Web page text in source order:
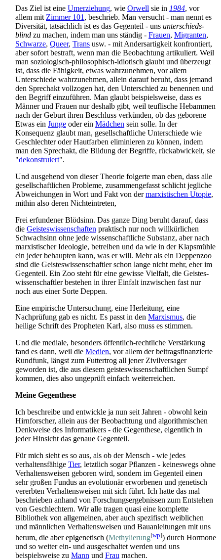
Das Ziel ist eine Umerziehung, wie Orwell sie in 1984, vor
allem mit Zimmer 101 , beschrieb. Man versucht - man nennt es
Diversität, tatsächlich ist es das Gegenteil - uns unterschieds­
blind zu machen, indem man uns ständig - Frauen, Migranten,
Schwarze, Queer, Trans usw. - mit Anders­artigkeit konfrontiert,
aber sofort bestraft, wenn man die Beobachtung artikuliert. Weil
man soziologisch-philosophisch-idiotisch glaubt und überzeugt
ist, dass die Fähigkeit, etwas wahrzunehmen, vor allem
Unterschiede wahrzunehmen, allein darauf beruht, dass jemand
den Sprechakt vollzogen hat, den Unterschied zu benennen und
den Begriff einzuführen. Man glaubt beispielsweise, dass es
Männer und Frauen nur deshalb gibt, weil teuflische Hebammen
nach der Geburt ihren Beschluss verkünden, ob das geborene
Etwas ein Junge oder ein Mädchen sein solle. In der
Konsequenz glaubt man, gesellschaftliche Unterschiede wie
Geschlechter oder Hautfarben eliminieren zu können, indem
man den Sprechakt, die Bildung der Begriffe, rückabwickelt, sie
"dekonstruiert".
Und ausgehend von dieser Theorie folgerte man eben, dass alle
gesellschaftlichen Probleme, zusammengefasst schlicht jegliche
Abweichungen in Wort und Fakt von dermarxistischen Utopie,
mithin also deren Nicht­eintreten,
Frei erfundener Blödsinn. Das ganze Ding beruht darauf, dass
die Geisteswissenschaften praktisch nur noch willkürlichen
Schwachsinn ohne jede wissenschaftliche Substanz, aber nach
marxistischer Ideologie, betreiben und da wie in der Klapsmühle
ein jeder behaupten kann, was er will. Mehr als ein Deppenzoo
sind die Geistes­wissen­schaftler schon lange nicht mehr, eher im
Gegenteil. Ein Zoo steht für eine gewisse Vielfalt, die Geistes­
wissen­schaftler bestehen in ihrer Einfalt inzwischen fast nur
noch aus einer Sorte Deppen.
Eine empirische Untersuchung, eine Herleitung, eine
Nachprüfung gab es nicht. Es passt in den Marxismus, die
heilige Schrift des Propheten Karl, also muss es stimmen.
Und die mediale, besonders öffentlich-rechtliche Verstärkung
fand es dann, weil die Medien, vor allem der beitrags­finanzierte
Rundfunk, längst zum Futtertrog all jener Zivil­versager
geworden ist, die aus diesem geistes­wissen­schaftlichen Sumpf
kommen, dies also ungeprüft einfach weiterreichen.
Meine Gegenthese
Ich beschreibe und entwickle ja nun seit Jahren - obwohl kein
Hirnforscher, allein aus der Beobachtung und algorithmischen
Denkweise des Informatikers - die Gegenthese, eigentlich in
jeder Hinsicht das genaue Gegenteil.
Für mich sieht es so aus, als ob der Mensch - wie jedes
verhaltens­fähige Tier, letztlich sogar Pflanzen - keineswegs ohne
Verhaltens­weisen geboren wird, sondern im Gegenteil einen
sehr großen Fundus an evolutionär erworbenen und genetisch
vererbten Verhaltens­weisen mit sich führt. Ich hatte das mal
beschrieben anhand von Forschungs­ergebnissen zum Entstehen
von Geschlechtern. Wir alle tragen quasi eine komplette
Bibliothek von allgemeinen, aber auch spezifisch weiblichen
und männlichen Verhaltens­weisen und Bauanleitungen mit uns
herum, die aber epigenetisch (Methylierung[wp]) durch Hormone
und so weiter ein- und aus­geschaltet werden und uns
beispielsweise zu Mann und Frau machen.